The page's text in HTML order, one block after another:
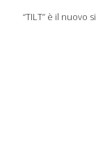
“TILT” è il